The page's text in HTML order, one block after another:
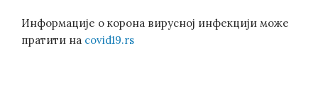
Информације о корона вирусној инфекцији може
пратити на covid19.rs